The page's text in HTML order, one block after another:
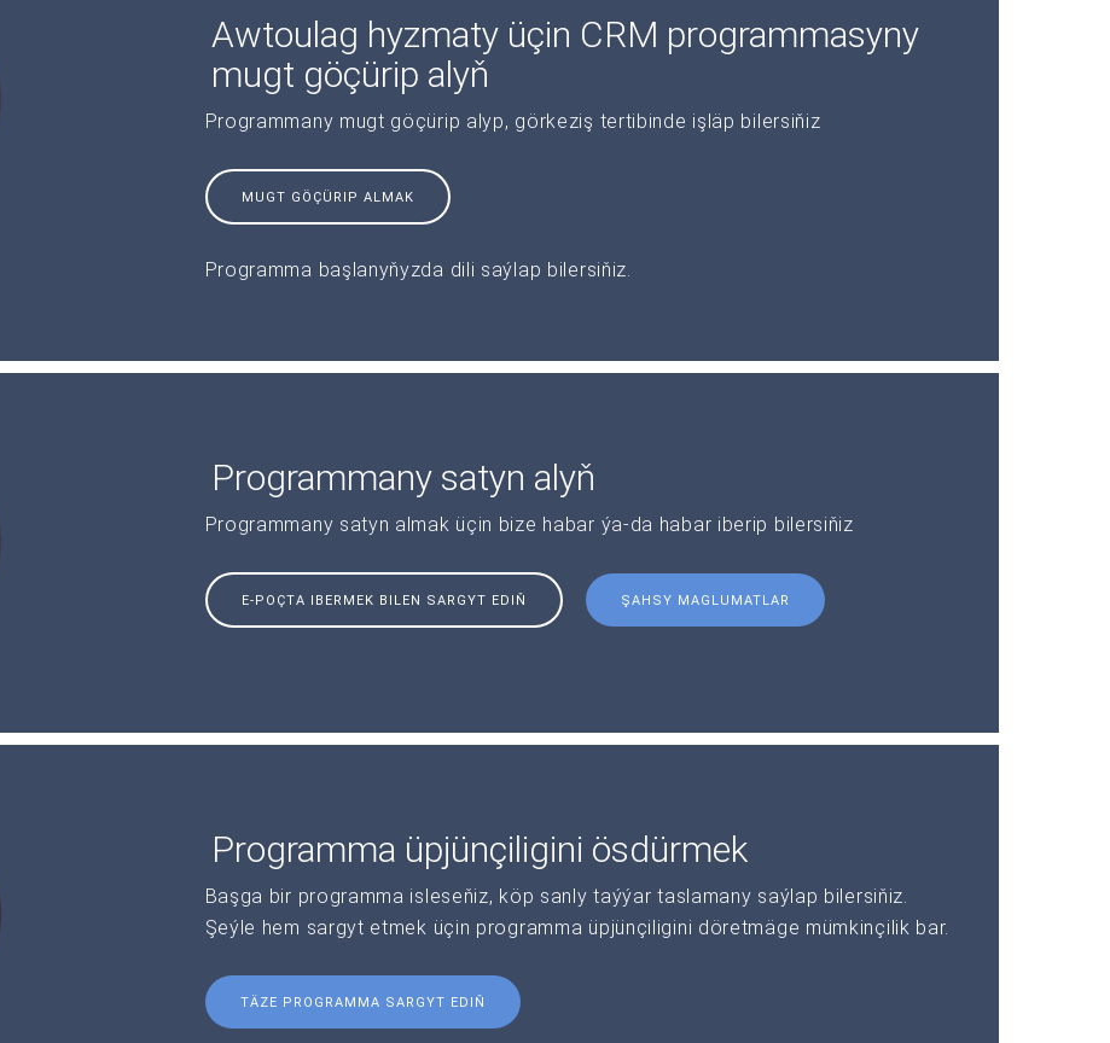
Awtoulag hyzmaty üçin CRM programmasyny
mugt göçürip alyň
Programmany mugt göçürip alyp, görkeziş tertibinde işläp bilersiňiz
MUGT GÖÇÜRIP ALMAK
Programma başlanyňyzda dili saýlap bilersiňiz.
Programmany satyn alyň
Programmany satyn almak üçin bize habar ýa-da habar iberip bilersiňiz
E-POÇTA IBERMEK BILEN SARGYT EDIŇ ŞAHSY MAGLUMATLAR
Programma üpjünçiligini ösdürmek
Başga bir programma isleseňiz, köp sanly taýýar taslamany saýlap bilersiňiz.
Şeýle hem sargyt etmek üçin programma üpjünçiligini döretmäge mümkinçilik bar.
TÄZE PROGRAMMA SARGYT EDIŇ